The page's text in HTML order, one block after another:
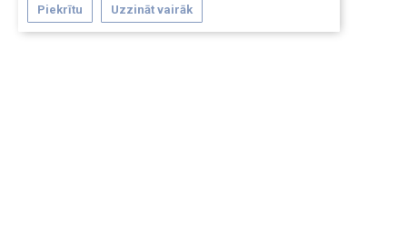
Piekrītu Uzzināt vairāk